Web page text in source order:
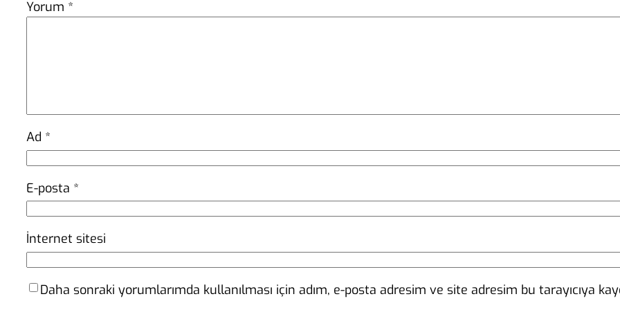
Yorum *
Ad *
E-posta *
İnternet sitesi
Daha sonraki yorumlarımda kullanılması için adım, e-posta adresim ve site adresim bu tarayıcıya